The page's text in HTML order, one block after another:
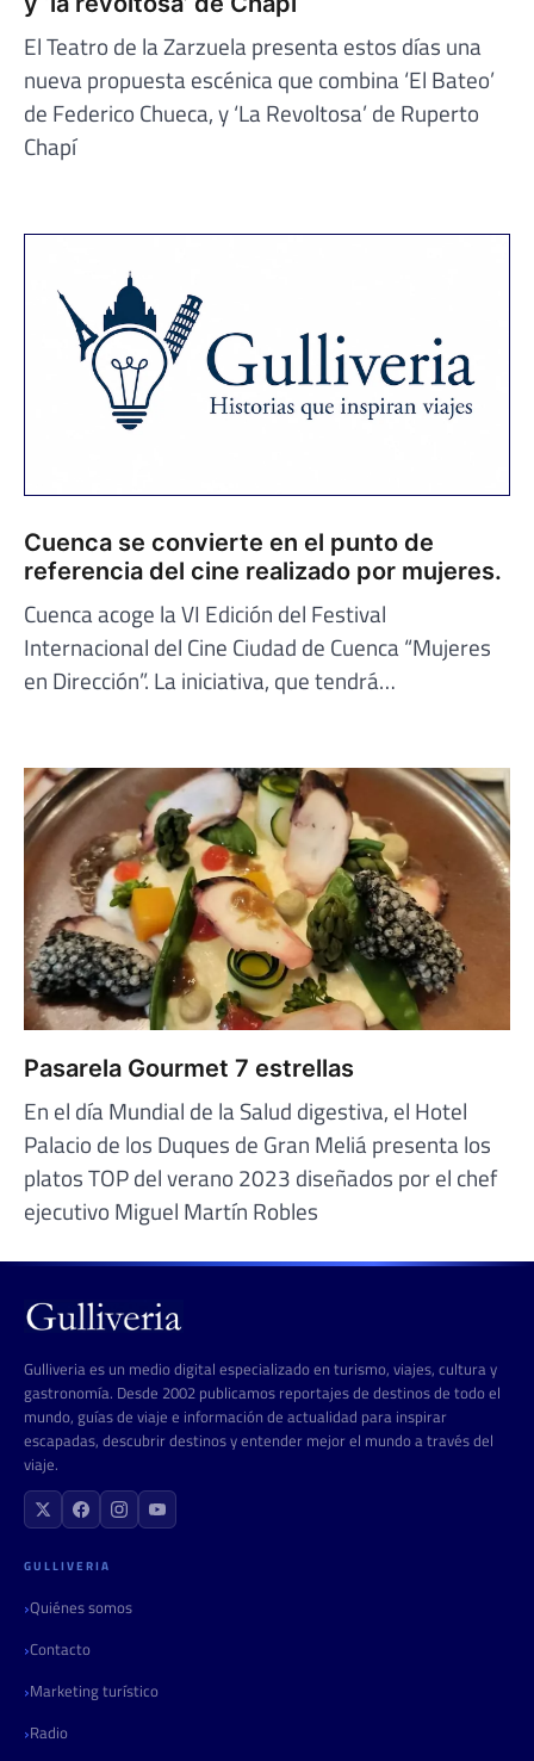
El Teatro de la Zarzuela presenta estos días una
nueva propuesta escénica que combina ‘El Bateo’
de Federico Chueca, y ‘La Revoltosa’ de Ruperto
Chapí
Cuenca se convierte en el punto de
referencia del cine realizado por mujeres.
Cuenca acoge la VI Edición del Festival
Internacional del Cine Ciudad de Cuenca “Mujeres
en Dirección”. La iniciativa, que tendrá…
Pasarela Gourmet 7 estrellas
En el día Mundial de la Salud digestiva, el Hotel
Palacio de los Duques de Gran Meliá presenta los
platos TOP del verano 2023 diseñados por el chef
ejecutivo Miguel Martín Robles
Gulliveria es un medio digital especializado en turismo, viajes, cultura y
gastronomía. Desde 2002 publicamos reportajes de destinos de todo el
mundo, guías de viaje e información de actualidad para inspirar
escapadas, descubrir destinos y entender mejor el mundo a través del
viaje.
GULLIVERIA
Quiénes somos
Contacto
Marketing turístico
Radio